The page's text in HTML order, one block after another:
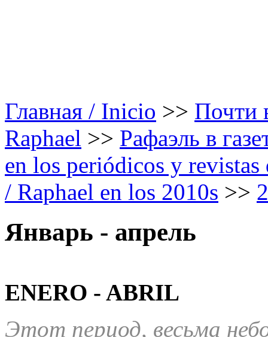
Главная / Inicio >> Почти
Raphael >> Рафаэль в
en los periódicos y
/ Raphael en los 2010s >>
Январь - апрель
ENERO - ABRIL
Этот период, весьма